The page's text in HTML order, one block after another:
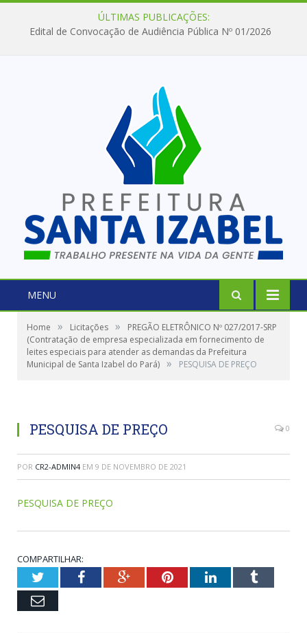
ÚLTIMAS PUBLICAÇÕES:
Edital de Convocação de Audiência Pública Nº 01/2026
MENU
Home » Licitações »
PREGÃO ELETRÔNICO Nº 027/2017-SRP
(Contratação de empresa especializada em fornecimento de
leites especiais para atender as demandas da Prefeitura
Municipal de Santa Izabel do Pará) » PESQUISA DE PREÇO
PESQUISA DE PREÇO 0
POR CR2-ADMIN4 EM 9 DE NOVEMBRO DE 2021
PESQUISA DE PREÇO
COMPARTILHAR:
TwitterFacebookGoogle+PinterestLinkedInTumblr
Email